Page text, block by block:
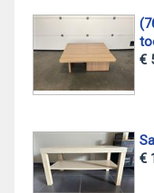
€
€